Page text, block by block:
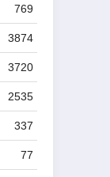
769
3874
3720
2535
337
77